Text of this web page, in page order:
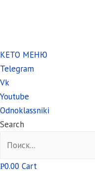
КЕТО МЕНЮ
Telegram
Vk
Youtube
Odnoklassniki
Search
Р0.00 Cart